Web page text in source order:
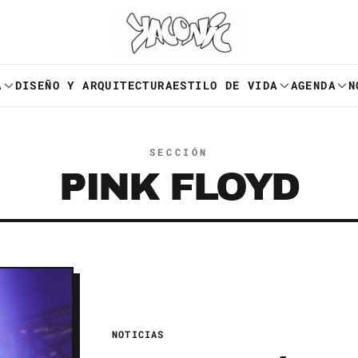
DISEÑO Y ARQUITECTURAESTILO DE VIDA AGENDA
SECCIÓN
PINK FLOYD
NOTICIAS